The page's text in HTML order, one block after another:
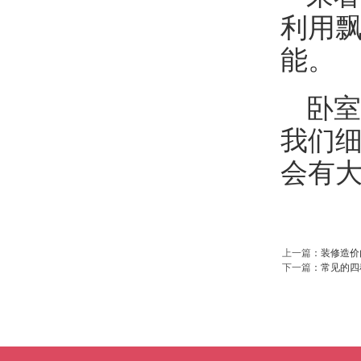
利用
能。
卧
我们
会有
上一篇 ： 装修造
下一篇 ： 常见的